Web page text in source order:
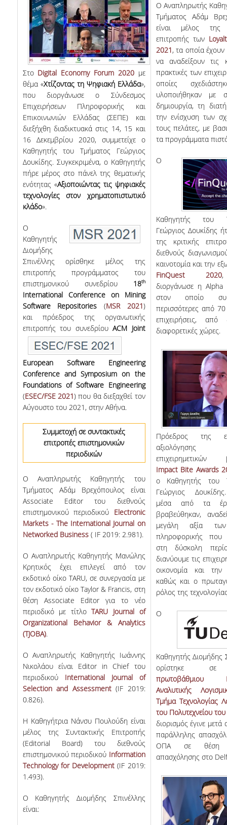
Στο Digital Economy Forum 2020με
θέμα «Χτίζοντας τη Ψηφιακή Ελλάδα»,
που διοργάνωσε ο Σύνδεσμος
Επιχειρήσεων Πληροφορικής και
Επικοινωνιών Ελλάδας (ΣΕΠΕ) και
διεξήχθη διαδικτυακά στις 14, 15 και
16 Δεκεμβρίου 2020, συμμετείχε ο
Καθηγητής του Τμήματος Γεώργιος
Δουκίδης. Συγκεκριμένα, o Καθηγητής
πήρε μέρος στο πάνελ της θεματικής
ενότητας «Αξιοποιώντας τις ψηφιακές
τεχνολογίες στον χρηματοπιστωτικό
κλάδο».
Ο
Καθηγητής
Διομήδης
Σπινέλλης ορίσθηκε μέλος της
επιτροπής προγράμματος του
επιστημονικού συνεδρίου 18th
International Conference on Mining
Software Repositories (MSR 2021)
και πρόεδρος της οργανωτικής
επιτροπής του συνεδρίου ACM Joint
European Software Engineering
Conference and Symposium on the
Foundations of Software Engineering
(ESEC/FSE 2021) που θα διεξαχθεί τον
Αύγουστο του 2021, στην Αθήνα.
Συμμετοχή σε συντακτικές
επιτροπές επιστημονικών
περιοδικών
O Αναπληρωτής Καθηγητής του
Τμήματος Αδάμ Βρεχόπουλος είναι
Associate Editor του διεθνούς
επιστημονικού περιοδικού Electronic
Markets - The International Journal on
Networked Business( IF 2019: 2.981).
Ο Αναπληρωτής Καθηγητής Μανώλης
Κρητικός έχει επιλεγεί από τον
εκδοτικό οίκο TARU, σε συνεργασία με
τον εκδοτικό οίκο Taylor & Francis, στη
θέση Associate Editor για το νέο
περιοδικό με τίτλοTARU Journal of
Organizational Behavior & Analytics
(TJOBA).
Ο Αναπληρωτής Καθηγητής Ιωάννης
Νικολάου είναι Editor in Chief του
περιοδικού International Journal of
Selection and Assessment(IF 2019:
0.826).
Η Καθηγήτρια Νάνσυ Πουλούδη είναι
μέλος της Συντακτικής Επιτροπής
(Editorial Board) του διεθνούς
επιστημονικού περιοδικού Information
Technology for Development (IF 2019:
1.493).
Ο Καθηγητής Διομήδης Σπινέλλης
είναι:
O Αναπληρωτής
Τμήματος Αδάμ
είναι μέλος της
επιτροπής των
2021, τα οποία
να αναδείξουν τις
πρακτικές των
οποίες
υλοποιήθηκαν µε
δηµιουργία, τη
την ενίσχυση των
τους πελάτες, µε
τα προγράµµατα
Ο
Καθηγητής του
Γεώργιος Δουκίδης
της κριτικής
διεθνούς
καινοτομία και την
FinQuest 2020
διοργάνωσε η Alpha
στον οποίο
περισσότερες από 70
επιχειρήσεις, από
διαφορετικές χώρες.
Πρόεδρος της
επιχειρημετικών
Impact Bite Awards
ο Καθηγητής του
Γεώργιος
μέσα από τα
βραβεύθηκαν,
μεγάλη αξία
πληροφορικής που
στη δύσκολη
διανύουμε τις
οικονομία και την
καθώς και ο
ρόλος της
Ο
Καθηγητής Διομήδης
ορίστηκε
πρωτοβάθμιου
Αναλυτικής
Τμήμα Τεχνολογίας
του Πολυτεχνείου
διορισμός έγινε μετά
παράλληλης
ΟΠΑ σε θέση
απασχόλησης στο